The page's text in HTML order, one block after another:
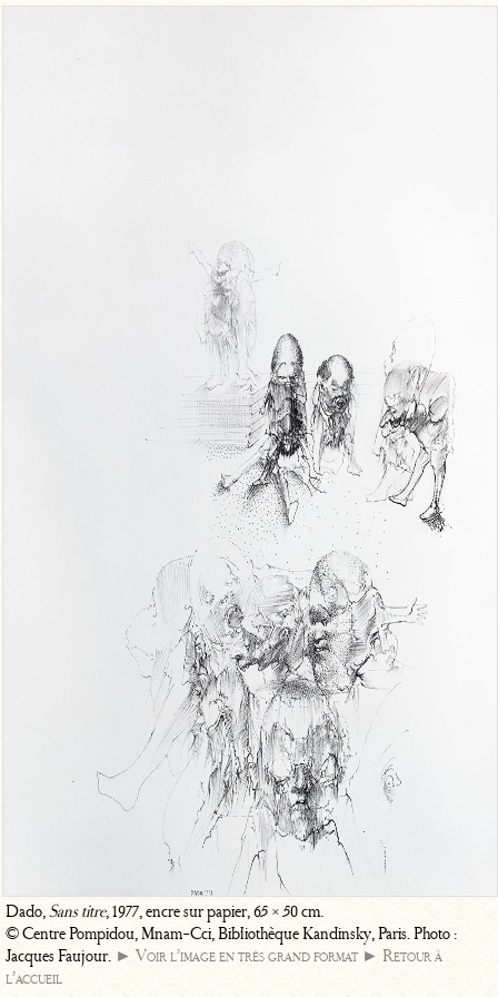
Dado,Sans titre, 1977, encre sur papier, 65 × 50 cm.
© Centre Pompidou, Mnam-Cci, Bibliothèque Kandinsky, Paris. Photo :
Jacques Faujour. ► Voir l’image en très grand format ► Retour à
l’accueil